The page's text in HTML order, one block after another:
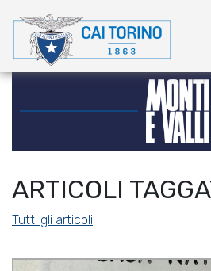
ARTICOLI
Tutti gli articoli